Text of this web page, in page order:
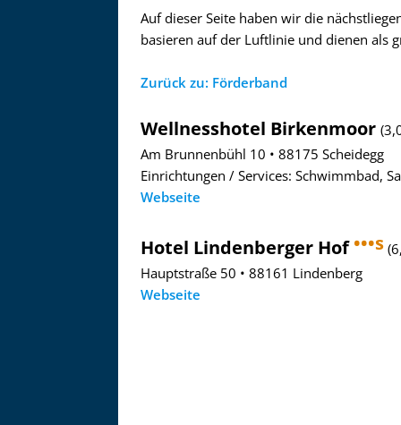
Auf dieser Seite haben wir die
basieren auf der Luftlinie und dienen als
Zurück zu: Förderband
Wellnesshotel Birkenmoor
Am Brunnenbühl 10 • 88175 Scheidegg
Einrichtungen / Services: Schwimmbad,
Webseite
Hotel Lindenberger Hof•••s
Hauptstraße 50 • 88161 Lindenberg
Webseite